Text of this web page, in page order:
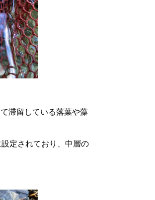
滞留している落葉や藻
定されており、中層の